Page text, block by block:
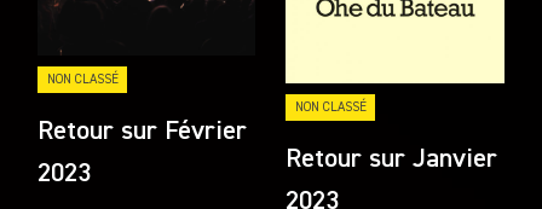
NON CLASSÉ
Retour sur Février
2023
NON CLASSÉ
Retour sur Janvier
2023